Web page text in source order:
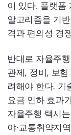
이 있다. 플랫폼
알고리즘을 기
격과 편의성 경
반대로 자율주
관제, 정비, 보
려해야 한다. 기
요금 인하 효과
자율주행 택시
야·교통취약지